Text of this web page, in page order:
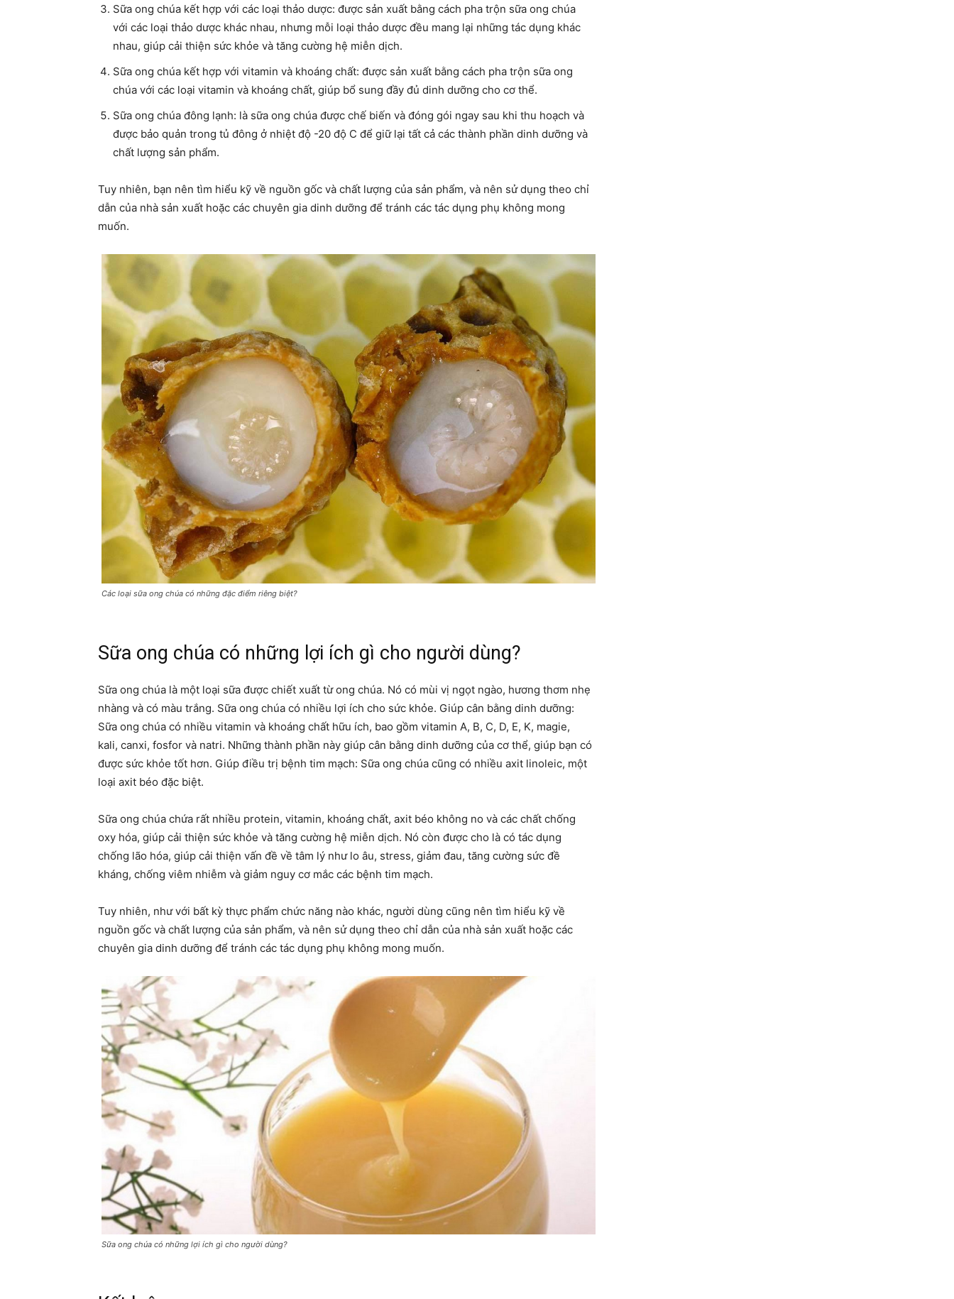
Sữa ong chúa kết hợp với các loại thảo dược: được sản xuất bằng cách pha trộn sữa ong chúa
với các loại thảo dược khác nhau, nhưng mỗi loại thảo dược đều mang lại những tác dụng khác
nhau, giúp cải thiện sức khỏe và tăng cường hệ miễn dịch.
Sữa ong chúa kết hợp với vitamin và khoáng chất: được sản xuất bằng cách pha trộn sữa ong
chúa với các loại vitamin và khoáng chất, giúp bổ sung đầy đủ dinh dưỡng cho cơ thể.
Sữa ong chúa đông lạnh: là sữa ong chúa được chế biến và đóng gói ngay sau khi thu hoạch và
được bảo quản trong tủ đông ở nhiệt độ -20 độ C để giữ lại tất cả các thành phần dinh dưỡng và
chất lượng sản phẩm.
Tuy nhiên, bạn nên tìm hiểu kỹ về nguồn gốc và chất lượng của sản phẩm, và nên sử dụng theo chỉ
dẫn của nhà sản xuất hoặc các chuyên gia dinh dưỡng để tránh các tác dụng phụ không mong
muốn.
Các loại sữa ong chúa có những đặc điểm riêng biệt?
Sữa ong chúa có những lợi ích gì cho người dùng?
Sữa ong chúa là một loại sữa được chiết xuất từ ong chúa. Nó có mùi vị ngọt ngào, hương thơm nhẹ
nhàng và có màu trắng. Sữa ong chúa có nhiều lợi ích cho sức khỏe. Giúp cân bằng dinh dưỡng:
Sữa ong chúa có nhiều vitamin và khoáng chất hữu ích, bao gồm vitamin A, B, C, D, E, K, magie,
kali, canxi, fosfor và natri. Những thành phần này giúp cân bằng dinh dưỡng của cơ thể, giúp bạn có
được sức khỏe tốt hơn. Giúp điều trị bệnh tim mạch: Sữa ong chúa cũng có nhiều axit linoleic, một
loại axit béo đặc biệt.
Sữa ong chúa chứa rất nhiều protein, vitamin, khoáng chất, axit béo không no và các chất chống
oxy hóa, giúp cải thiện sức khỏe và tăng cường hệ miễn dịch. Nó còn được cho là có tác dụng
chống lão hóa, giúp cải thiện vấn đề về tâm lý như lo âu, stress, giảm đau, tăng cường sức đề
kháng, chống viêm nhiễm và giảm nguy cơ mắc các bệnh tim mạch.
Tuy nhiên, như với bất kỳ thực phẩm chức năng nào khác, người dùng cũng nên tìm hiểu kỹ về
nguồn gốc và chất lượng của sản phẩm, và nên sử dụng theo chỉ dẫn của nhà sản xuất hoặc các
chuyên gia dinh dưỡng để tránh các tác dụng phụ không mong muốn.
Sữa ong chúa có những lợi ích gì cho người dùng?